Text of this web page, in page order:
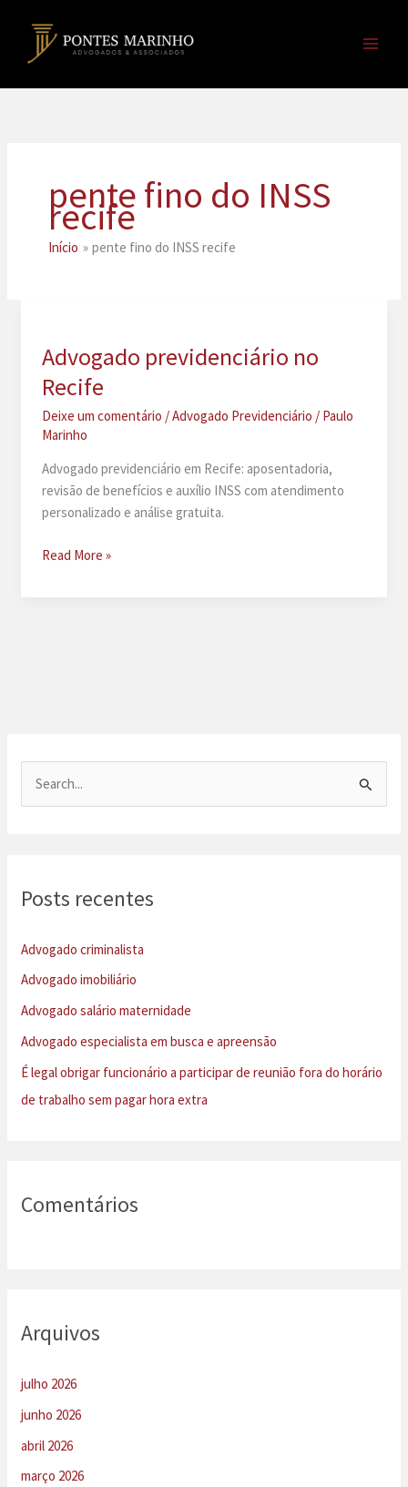
pente fino do INSS
recife
Início pente fino do INSS recife
Advogado previdenciário no
Recife
Deixe um comentário /Advogado Previdenciário / Paulo
Marinho
Advogado previdenciário em Recife: aposentadoria,
revisão de benefícios e auxílio INSS com atendimento
personalizado e análise gratuita.
Advogado
Read More »
i
p
o
r
:
Posts recentes
Advogado criminalista
Advogado imobiliário
Advogado salário maternidade
Advogado especialista em busca e apreensão
É legal obrigar funcionário a participar de reunião fora do horário
de trabalho sem pagar hora extra
Comentários
Arquivos
julho 2026
junho 2026
abril 2026
março 2026